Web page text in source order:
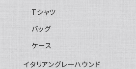
Tシャツ
バッグ
ケース
イタリアングレーハウンド